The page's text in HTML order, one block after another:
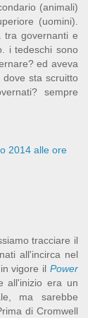
(animali)
(uomini).
tra governanti e
i tedeschi sono
ed aveva
sta scruitto
sempre
2014 alle ore
tracciare il
all'incirca nel
vigore il Power
all'inizio era un
ma sarebbe
di Cromwell